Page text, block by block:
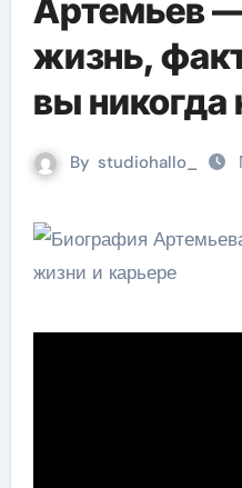
Артемьев
жизнь,
вы никогда
By studiohallo_